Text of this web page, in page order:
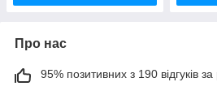
Про нас
95% позитивних з 190 відгуків за